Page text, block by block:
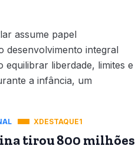
assume papel
desenvolvimento integral
equilibrar liberdade, limites e
a infância, um
XDESTAQUE1
tirou 800 milhões